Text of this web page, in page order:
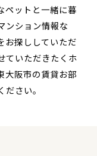
ペットと一緒に暮
ンション情報な
お探ししていただ
ていただきたくホ
大阪市の賃貸お部
さい。